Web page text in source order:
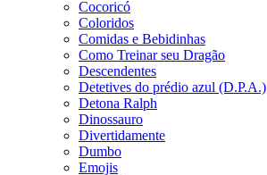
Cocoricó
Coloridos
Comidas e Bebidinhas
Como Treinar seu Dragão
Descendentes
Detetives do prédio azul (D.P.A.)
Detona Ralph
Dinossauro
Divertidamente
Dumbo
Emojis